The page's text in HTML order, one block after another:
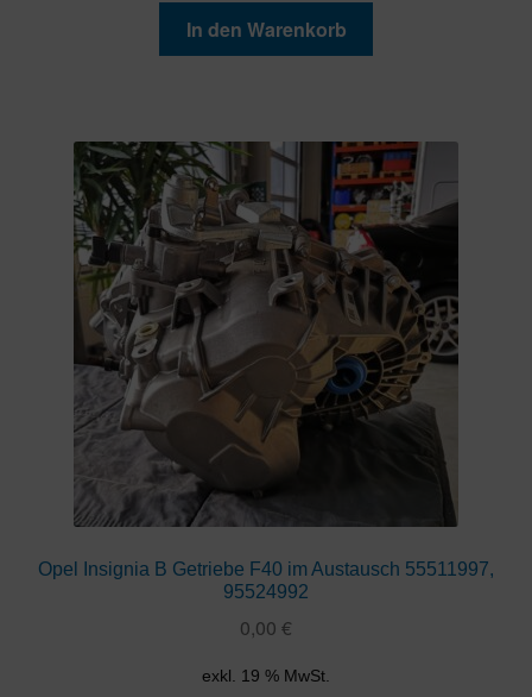
In den Warenkorb
Opel Insignia B Getriebe F40 im Austausch 55511997,
95524992
0,00 €
exkl. 19 % MwSt.